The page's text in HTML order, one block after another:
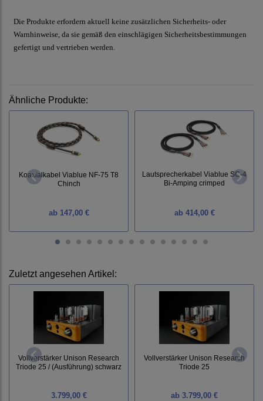
Die Produkte erfordern aktuell keine zusätzlichen Sicherheits- oder
Warnhinweise, da sie gemäß den einschlägigen Sicherheitsbestimmungen
gefertigt und vertrieben werden.
Ähnliche Produkte:
Koaxialkabel Viablue NF-75 T8
Chinch
ab147,00 €
Lautsprecherkabel Viablue SC-4
Bi-Amping crimped
ab414,00 €
Zuletzt angesehen Artikel:
Vollverstärker Unison Research
Triode 25 / (Ausführung) schwarz
3.799,00 €
Vollverstärker Unison Research
Triode 25
ab 3.799,00 €